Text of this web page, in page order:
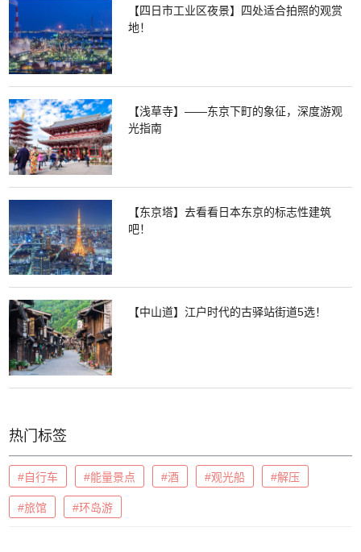
【四日市工业区夜景】四处适合拍照的观赏
地！
【浅草寺】——东京下町的象征，深度游观
光指南
【东京塔】去看看日本东京的标志性建筑
吧！
【中山道】江户时代的古驿站街道5选！
热门标签
#自行车 #能量景点 #酒 #观光船 #解压
#旅馆 #环岛游